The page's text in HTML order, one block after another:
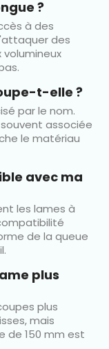
?
à des
des
t-elle ?
par le nom.
associée
le matériau
avec ma
les lames à
de la queue
plus
plus
mais
de 150 mm est